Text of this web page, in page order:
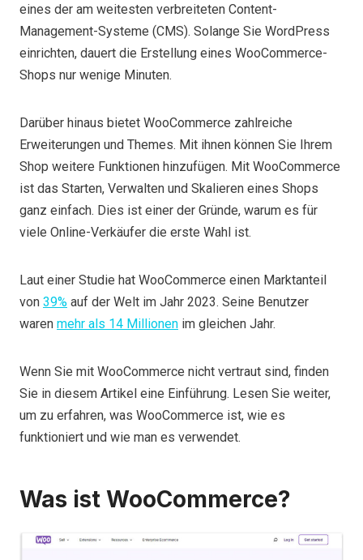
eines der am weitesten verbreiteten Content-
Management-Systeme (CMS). Solange Sie WordPress
einrichten, dauert die Erstellung eines WooCommerce-
Shops nur wenige Minuten.
Darüber hinaus bietet WooCommerce zahlreiche
Erweiterungen und Themes. Mit ihnen können Sie Ihrem
Shop weitere Funktionen hinzufügen. Mit WooCommerce
ist das Starten, Verwalten und Skalieren eines Shops
ganz einfach. Dies ist einer der Gründe, warum es für
viele Online-Verkäufer die erste Wahl ist.
Laut einer Studie hat WooCommerce einen Marktanteil
von 39% auf der Welt im Jahr 2023. Seine Benutzer
waren mehr als 14 Millionen im gleichen Jahr.
Wenn Sie mit WooCommerce nicht vertraut sind, finden
Sie in diesem Artikel eine Einführung. Lesen Sie weiter,
um zu erfahren, was WooCommerce ist, wie es
funktioniert und wie man es verwendet.
Was ist WooCommerce?